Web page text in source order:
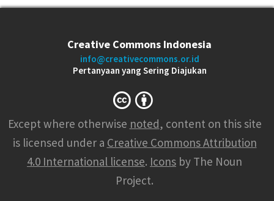
Creative Commons Indonesia
info@creativecommons.or.id
Pertanyaan yang Sering Diajukan
Except where otherwise noted, content on this site
is licensed under a Creative Commons Attribution
4.0 International license. Icons by The Noun
Project.